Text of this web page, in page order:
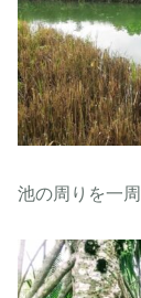
池の周りを一